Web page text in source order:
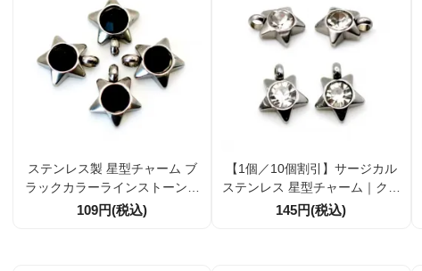
ステンレス製 星型チャーム ブ
ラックカラーラインストーン付
き 9.3mm アクセサリーパーツ
109円(税込)
【1個／10個割引】サージカル
ステンレス 星型チャーム｜クリ
アラインストーン付き｜金属ア
145円(税込)